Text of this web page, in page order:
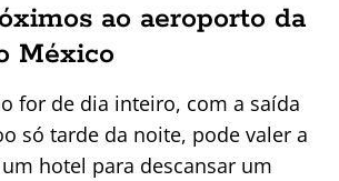
ao aeroporto da
México
for de dia inteiro, com a saída
só tarde da noite, pode valer a
hotel para descansar um